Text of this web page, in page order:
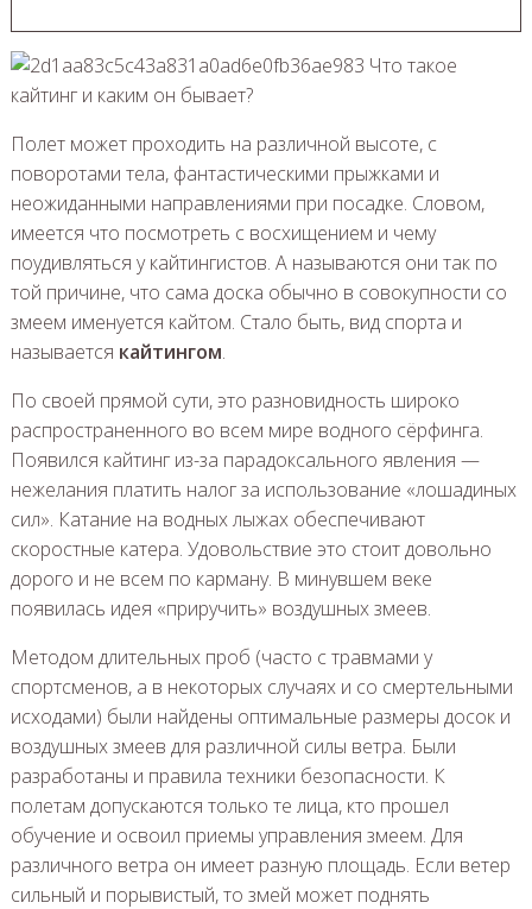
Полет может проходить на различной высоте, с
поворотами тела, фантастическими прыжками и
неожиданными направлениями при посадке. Словом,
имеется что посмотреть с восхищением и чему
поудивляться у кайтингистов. А называются они так по
той причине, что сама доска обычно в совокупности со
змеем именуется кайтом. Стало быть, вид спорта и
называется кайтингом.
По своей прямой сути, это разновидность широко
распространенного во всем мире водного сёрфинга.
Появился кайтинг из-за парадоксального явления —
нежелания платить налог за использование «лошадиных
сил». Катание на водных лыжах обеспечивают
скоростные катера. Удовольствие это стоит довольно
дорого и не всем по карману. В минувшем веке
появилась идея «приручить» воздушных змеев.
Методом длительных проб (часто с травмами у
спортсменов, а в некоторых случаях и со смертельными
исходами) были найдены оптимальные размеры досок и
воздушных змеев для различной силы ветра. Были
разработаны и правила техники безопасности. К
полетам допускаются только те лица, кто прошел
обучение и освоил приемы управления змеем. Для
различного ветра он имеет разную площадь. Если ветер
сильный и порывистый, то змей может поднять